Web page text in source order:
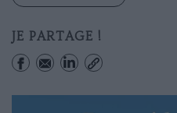
JE PARTAGE !